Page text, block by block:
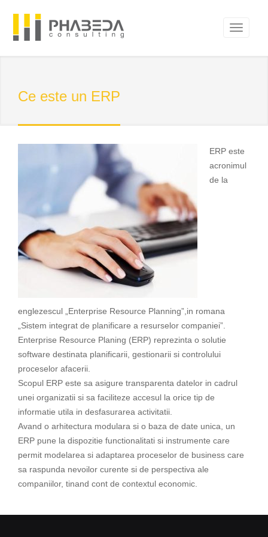
Ce este un ERP
ERP este
acronimul
de la
englezescul „Enterprise Resource Planning”,in romana
„Sistem integrat de planificare a resurselor companiei”.
Enterprise Resource Planing (ERP) reprezinta o solutie
software destinata planificarii, gestionarii si controlului
proceselor afacerii.
Scopul ERP este sa asigure transparenta datelor in cadrul
unei organizatii si sa faciliteze accesul la orice tip de
informatie utila in desfasurarea activitatii.
Avand o arhitectura modulara si o baza de date unica, un
ERP pune la dispozitie functionalitati si instrumente care
permit modelarea si adaptarea proceselor de business care
sa raspunda nevoilor curente si de perspectiva ale
companiilor, tinand cont de contextul economic.